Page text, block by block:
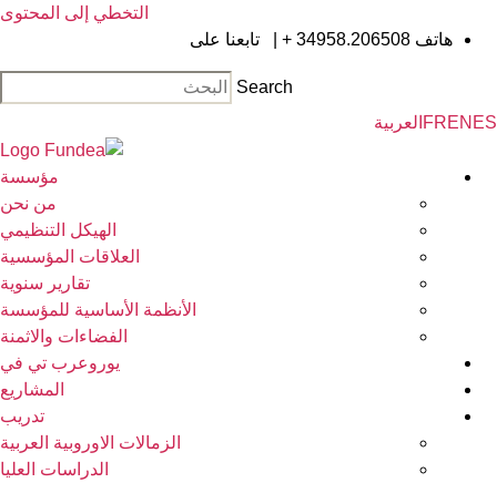
التخطي إلى المحتوى
هاتف34958.206508 +
| تابعنا على
Search
EN
FRالعربية
مؤسسة
من نحن
الهيكل التنظيمي
العلاقات المؤسسية
تقارير سنوية
الأنظمة الأساسية للمؤسسة
الفضاءات والاثمنة
يوروعرب تي في
المشاريع
تدريب
الزمالات الاوروبية العربية
الدراسات العليا